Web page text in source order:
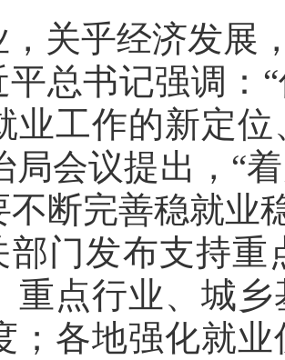
，关乎经济发展
平总书记强调：
业工作的新定
局会议提出，“
不断完善稳就业
部门发布支持重
重点行业、城
；各地强化就